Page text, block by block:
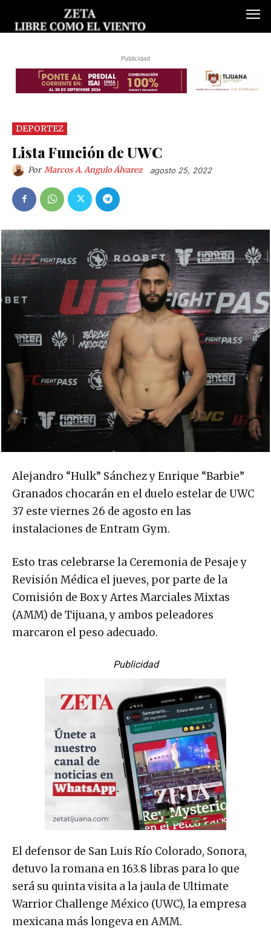
Publicidad
DEPORTEZ
Lista Función de UWC
Por Marcos A. Angulo Álvarez agosto 25, 2022
Alejandro “Hulk” Sánchez y Enrique “Barbie”
Granados chocarán en el duelo estelar de UWC
37 este viernes 26 de agosto en las
instalaciones de Entram Gym.
Esto tras celebrarse la Ceremonia de Pesaje y
Revisión Médica el jueves, por parte de la
Comisión de Box y Artes Marciales Mixtas
(AMM) de Tijuana, y ambos peleadores
marcaron el peso adecuado.
Publicidad
El defensor de San Luis Río Colorado, Sonora,
detuvo la romana en 163.8 libras para lo que
será su quinta visita a la jaula de Ultimate
Warrior Challenge México (UWC), la empresa
mexicana más longeva en AMM.